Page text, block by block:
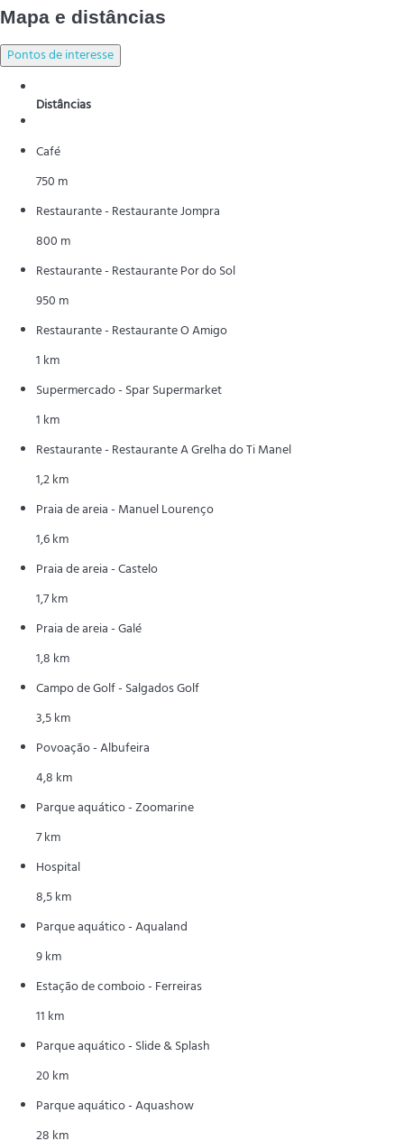
Mapa e distâncias
Pontos de interesse
Distâncias
Café
750 m
Restaurante - Restaurante Jompra
800 m
Restaurante - Restaurante Por do Sol
950 m
Restaurante - Restaurante O Amigo
1 km
Supermercado - Spar Supermarket
1 km
Restaurante - Restaurante A Grelha do Ti Manel
1,2 km
Praia de areia - Manuel Lourenço
1,6 km
Praia de areia - Castelo
1,7 km
Praia de areia - Galé
1,8 km
Campo de Golf - Salgados Golf
3,5 km
Povoação - Albufeira
4,8 km
Parque aquático - Zoomarine
7 km
Hospital
8,5 km
Parque aquático - Aqualand
9 km
Estação de comboio - Ferreiras
11 km
Parque aquático - Slide & Splash
20 km
Parque aquático - Aquashow
28 km